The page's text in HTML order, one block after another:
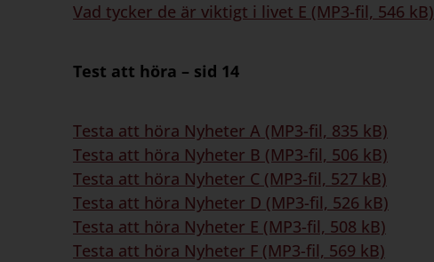
Vad tycker de är viktigt i livet E (MP3-fil, 546 kB)
Test att höra – sid 14
Testa att höra Nyheter A (MP3-fil, 835 kB)
Testa att höra Nyheter B (MP3-fil, 506 kB)
Testa att höra Nyheter C (MP3-fil, 527 kB)
Testa att höra Nyheter D (MP3-fil, 526 kB)
Testa att höra Nyheter E (MP3-fil, 508 kB)
Testa att höra Nyheter F (MP3-fil, 569 kB)